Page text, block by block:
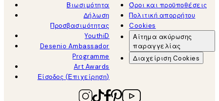
Βιωσιμότητα
Δήλωση
Προσβασιμότητας
YouthiD
Desenio Ambassador
Programme
Art Awards
Είσοδος (Επιχείρηση)
Όροι και προϋποθέσεις
Πολιτική απορρήτου
Cookies
Αίτημα ακύρωσης
παραγγελίας
Διαχείριση Cookies